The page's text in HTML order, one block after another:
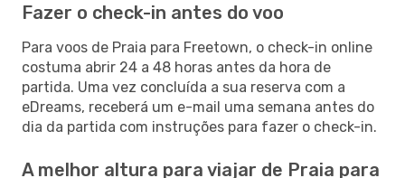
Fazer o check-in antes do voo
Para voos de Praia para Freetown, o check-in online
costuma abrir 24 a 48 horas antes da hora de
partida. Uma vez concluída a sua reserva com a
eDreams, receberá um e-mail uma semana antes do
dia da partida com instruções para fazer o check-in.
A melhor altura para viajar de Praia para